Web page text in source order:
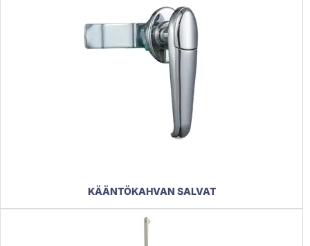
KÄÄNTÖKAHVAN SALVAT